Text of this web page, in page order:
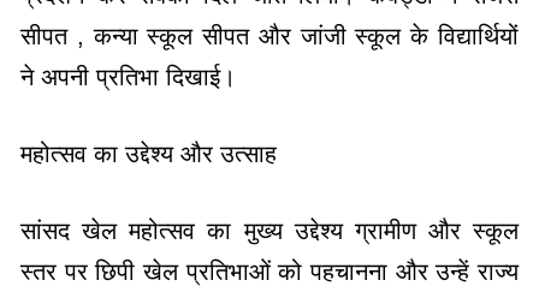
सीपत , कन्या स्कूल सीपत और जांजी स्कूल के विद्यार्थियों
ने अपनी प्रतिभा दिखाई।
महोत्सव का उद्देश्य और उत्साह
सांसद खेल महोत्सव का मुख्य उद्देश्य ग्रामीण और स्कूल
स्तर पर छिपी खेल प्रतिभाओं को पहचानना और उन्हें राज्य